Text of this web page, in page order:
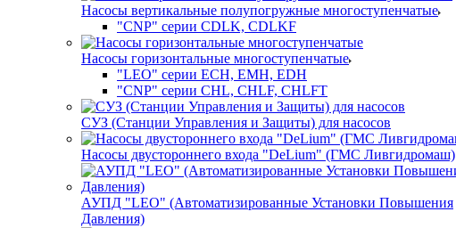
Насосы вертикальные полупогружные многоступенчатые
"CNP" серии CDLK, CDLKF
Насосы горизонтальные многоступенчатые
"LEO" серии ECH, EMH, EDH
"CNP" серии CHL, CHLF, CHLFT
СУЗ (Станции Управления и Защиты) для насосов
Насосы двустороннего входа "DeLium" (ГМС Ливгидромаш)
АУПД "LEO" (Автоматизированные Установки Повышения
Давления)